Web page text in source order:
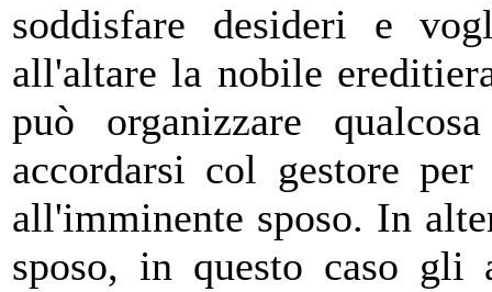
soddisfare desideri e
all'altare la nobile
può organizzare
accordarsi col gestore
all'imminente sposo. In
sposo, in questo caso gli